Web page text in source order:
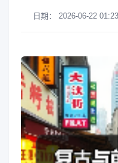
日期： 2026-06-22 01:23